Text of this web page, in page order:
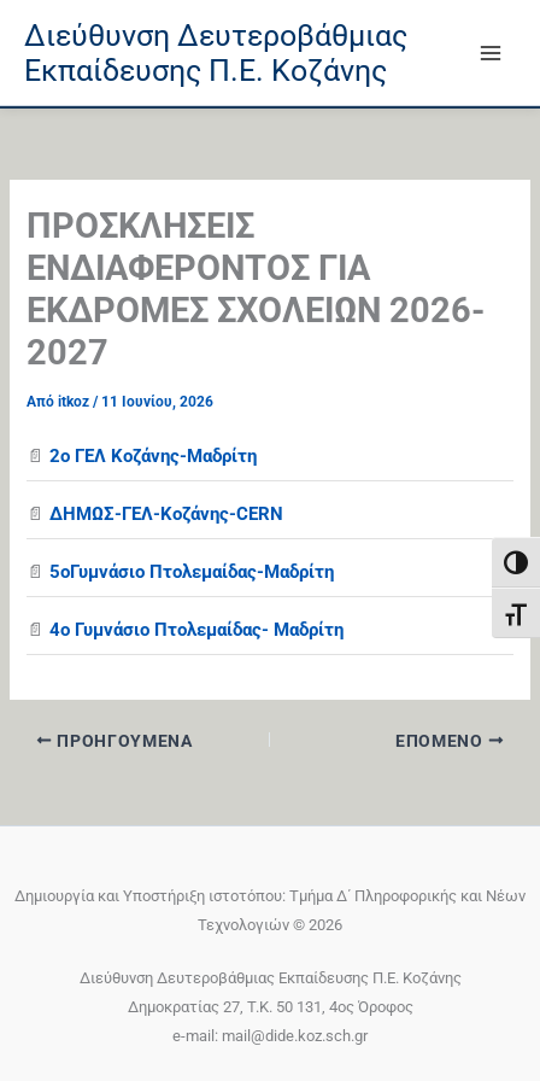
στο
περιεχόμενο
στη
γραμμή
πλοήγησης
στο
περιεχόμενο
Διεύθυνση Δευτεροβάθμιας
Εκπαίδευσης Π.Ε. Κοζάνης
ΠΡΟΣΚΛΗΣΕΙΣ
ΕΝΔΙΑΦΕΡΟΝΤΟΣ ΓΙΑ
ΕΚΔΡΟΜΕΣ ΣΧΟΛΕΙΩΝ 2026-
2027
Απόitkoz/ 11 Ιουνίου, 2026
📄2ο ΓΕΛ Κοζάνης-Μαδρίτη
📄ΔΗΜΩΣ-ΓΕΛ-Κοζάνης-CERN
📄5οΓυμνάσιο Πτολεμαίδας-Μαδρίτη
📄4ο Γυμνάσιο Πτολεμαίδας- Μαδρίτη
ΠΡΟΗΓΟΎΜΕΝΑ ΕΠΌΜΕΝΟ
Δημιουργία και Υποστήριξη ιστοτόπου: Τμήμα Δ΄ Πληροφορικής και Νέων
Τεχνολογιών © 2026
Διεύθυνση Δευτεροβάθμιας Εκπαίδευσης Π.Ε. Κοζάνης
Δημοκρατίας 27, T.K. 50 131, 4ος Όροφος
e-mail: mail@dide.koz.sch.gr